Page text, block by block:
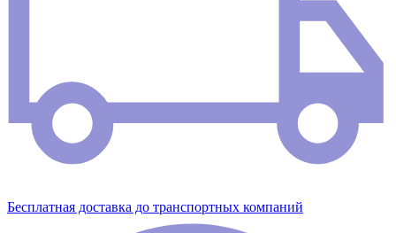
Бесплатная доставка до транспортных компаний